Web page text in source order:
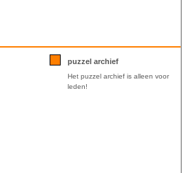
puzzel archief
Het puzzel archief is alleen voor
leden!